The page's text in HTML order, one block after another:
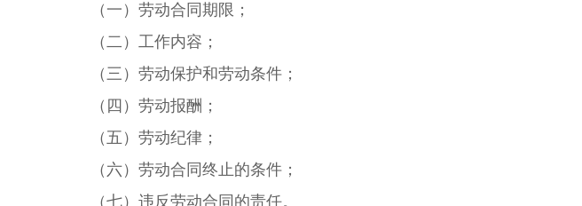
（一）劳动合同期限；
（二）工作内容；
（三）劳动保护和劳动条件；
（四）劳动报酬；
（五）劳动纪律；
（六）劳动合同终止的条件；
（七）违反劳动合同的责任。